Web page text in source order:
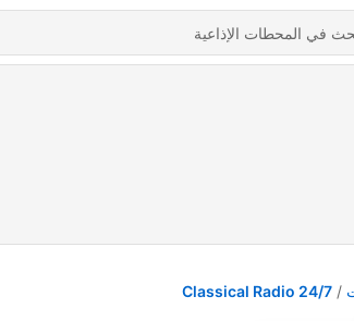
24/7 Classical Radio